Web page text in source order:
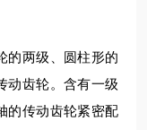
的两级、圆柱形的
动齿轮。含有一级
的传动齿轮紧密配